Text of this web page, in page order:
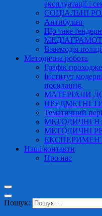
експлуатації і
СОЦІАЛЬНІ
Антибулінг
Що таке
Взаємодія
Методична робота
Графік
Інститут
посилання.
МАТЕРІАЛИ
ПРЕДМЕТНІ
Тематичний
МЕТОДИЧНІ
МЕТОДИЧНІ
Наші контакти
Про нас
Пошук: